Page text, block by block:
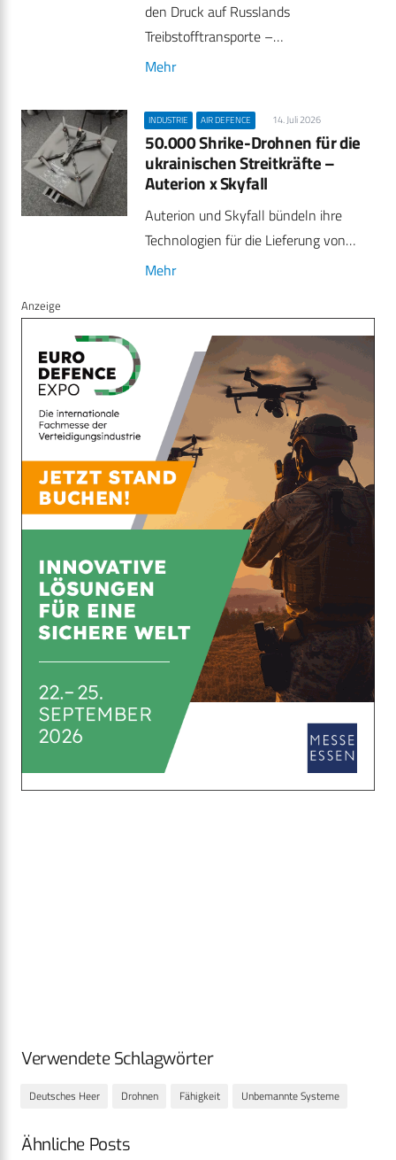
den Druck auf Russlands
Treibstofftransporte –…
Mehr
INDUSTRIE AIR DEFENCE 14. Juli 2026
50.000 Shrike-Drohnen für die
ukrainischen Streitkräfte –
Auterion x Skyfall
Auterion und Skyfall bündeln ihre
Technologien für die Lieferung von…
Mehr
Anzeige
Verwendete Schlagwörter
Deutsches Heer Drohnen Fähigkeit Unbemannte Systeme
Ähnliche Posts